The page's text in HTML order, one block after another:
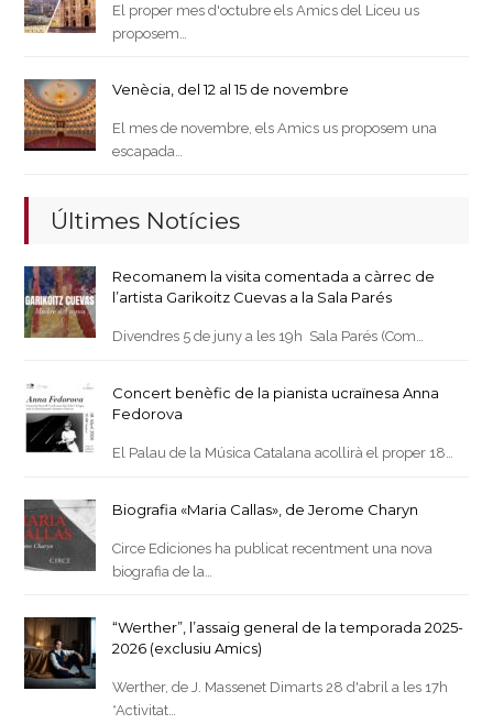
El proper mes d'octubre els Amics del Liceu us
proposem…
Venècia, del 12 al 15 de novembre
El mes de novembre, els Amics us proposem una
escapada…
Últimes Notícies
Recomanem la visita comentada a càrrec de
l’artista Garikoitz Cuevas a la Sala Parés
Divendres 5 de juny a les 19h Sala Parés (Com…
Concert benèfic de la pianista ucraïnesa Anna
Fedorova
El Palau de la Música Catalana acollirà el proper 18…
Biografia «Maria Callas», de Jerome Charyn
Circe Ediciones ha publicat recentment una nova
biografia de la…
“Werther”, l’assaig general de la temporada 2025-
2026 (exclusiu Amics)
Werther, de J. Massenet Dimarts 28 d'abril a les 17h
*Activitat…